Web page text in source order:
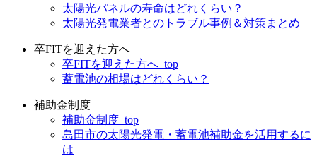
太陽光パネルの寿命はどれくらい？
太陽光発電業者とのトラブル事例＆対策まとめ
卒FITを迎えた方へ
卒FITを迎えた方へ_top
蓄電池の相場はどれくらい？
補助金制度
補助金制度_top
島田市の太陽光発電・蓄電池補助金を活用するに
は